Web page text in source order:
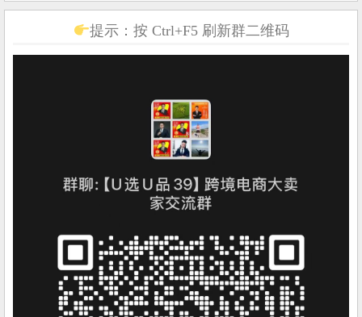
提示：按 Ctrl+F5 刷新群二维码